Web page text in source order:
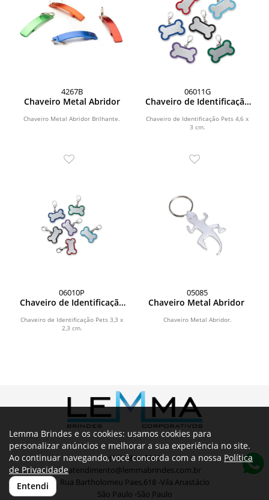
4267B
Chaveiro Metal Abridor
Chaveiro Metal Abridor Brilhante.
06011G
Chaveiro de Identificação
Chaveiro de Identificação Pets 4,6 x
3 cm.
06010P
Chaveiro de Identificação
Chaveiro de Identificação Pets 3,3 x
2,3 cm.
05085
Chaveiro Metal Abridor
Chaveiro Metal Abridor.
(11) 3804-6540
atendimento@lemmabrindes.com.br
Rua Bartholomeu Paes,618 -Vila Anastácio
São Paulo -São Paulo
Lemma Brindes e os cookies: usamos cookies para
personalizar anúncios e melhorar a sua experiência no site.
Ao continuar navegando, você concorda com a nossa Política
de Privacidade
Entendi